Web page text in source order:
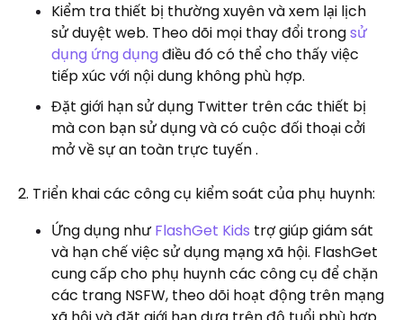
Kiểm tra thiết bị thường xuyên và xem lại lịch
sử duyệt web. Theo dõi mọi thay đổi trongsử
dụng ứng dụng điều đó có thể cho thấy việc
tiếp xúc với nội dung không phù hợp.
Đặt giới hạn sử dụng Twitter trên các thiết bị
mà con bạn sử dụng và có cuộc đối thoại cởi
mở về sự an toàn trực tuyến .
2. Triển khai các công cụ kiểm soát của phụ huynh:
Ứng dụng nhưFlashGet Kids trợ giúp giám sát
và hạn chế việc sử dụng mạng xã hội. FlashGet
cung cấp cho phụ huynh các công cụ để chặn
các trang NSFW, theo dõi hoạt động trên mạng